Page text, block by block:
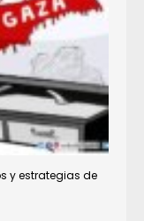
y estrategias de